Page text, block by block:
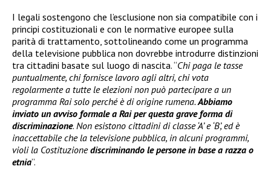
I legali sostengono che l’esclusione non sia compatibile con i
principi costituzionali e con le normative europee sulla
parità di trattamento, sottolineando come un programma
della televisione pubblica non dovrebbe introdurre distinzioni
tra cittadini basate sul luogo di nascita. “Chi paga le tasse
puntualmente, chi fornisce lavoro agli altri, chi vota
regolarmente a tutte le elezioni non può partecipare a un
programma Rai solo perché è di origine rumena.Abbiamo
inviato un avviso formale a Rai per questa grave forma di
discriminazione. Non esistono cittadini di classe ‘A’ e ‘B’, ed è
inaccettabile che la televisione pubblica, in alcuni programmi,
violi la Costituzionediscriminando le persone in base a razza o
etnia”.